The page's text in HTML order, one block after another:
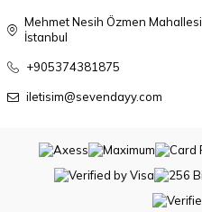
Mehmet Nesih Özmen
İstanbul
+905374381875
iletisim@sevendayy.com